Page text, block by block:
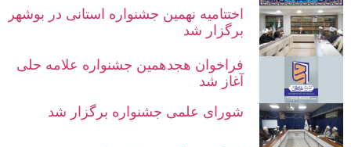
اختتامیه نهمین جشنواره استانی در بوشهر
برگزار شد
فراخوان هجدهمین جشنواره علامه حلی
آغاز شد
شورای علمی جشنواره برگزار شد